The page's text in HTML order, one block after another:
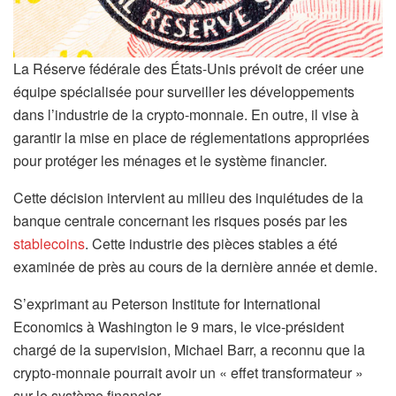
La Réserve fédérale des États-Unis prévoit de créer une
équipe spécialisée pour surveiller les développements
dans l’industrie de la crypto-monnaie. En outre, il vise à
garantir la mise en place de réglementations appropriées
pour protéger les ménages et le système financier.
Cette décision intervient au milieu des inquiétudes de la
banque centrale concernant les risques posés par les
stablecoins. Cette industrie des pièces stables a été
examinée de près au cours de la dernière année et demie.
S’exprimant au Peterson Institute for International
Economics à Washington le 9 mars, le vice-président
chargé de la supervision, Michael Barr, a reconnu que la
crypto-monnaie pourrait avoir un « effet transformateur »